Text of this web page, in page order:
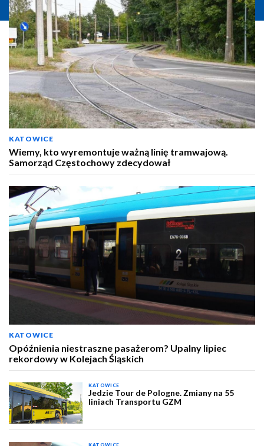
KATOWICE
Wiemy, kto wyremontuje ważną linię tramwajową.
Samorząd Częstochowy zdecydował
KATOWICE
Opóźnienia niestraszne pasażerom? Upalny lipiec
rekordowy w Kolejach Śląskich
KATOWICE
Jedzie Tour de Pologne. Zmiany na 55
liniach Transportu GZM